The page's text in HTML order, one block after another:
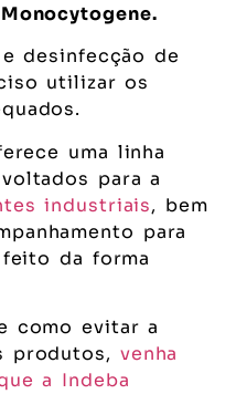
desinfecção de
utilizar os
uma linha
para a
industriais, bem
para
da forma
como evitar a
produtos, venha
a Indeba